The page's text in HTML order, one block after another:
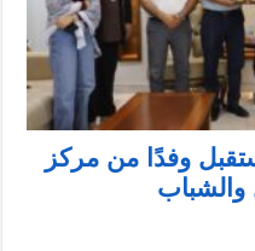
وفدًا من مركز
والشباب